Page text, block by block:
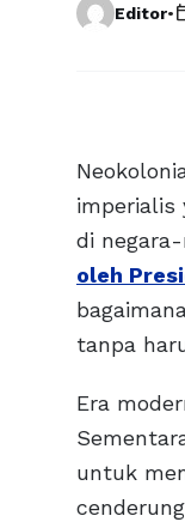
Editor•
imperialis
di
oleh
tanpa
Era
untuk